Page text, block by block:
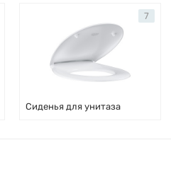
Сиденья для унитаза
7